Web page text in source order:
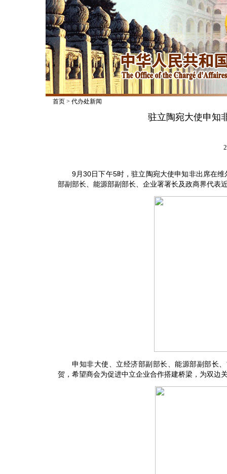
首页> 代办处新闻
驻立陶宛大使申知
9月30日下午5时，驻立陶宛大使申知非出席在维
部副部长、能源部副部长、企业署署长及政商界代表
申知非大使、立经济部副部长、能源部副部长、
贺，希望商会为促进中立企业合作搭建桥梁，为双边